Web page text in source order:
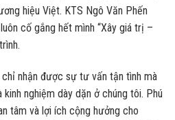
hiệu Việt. KTS Ngô Văn Phến
cố gắng hết mình “Xây giá trị –
nhận được sự tư vấn tận tình mà
nghiệm dày dặn ở chúng tôi. Phú
tâm và lợi ích cộng hưởng cho